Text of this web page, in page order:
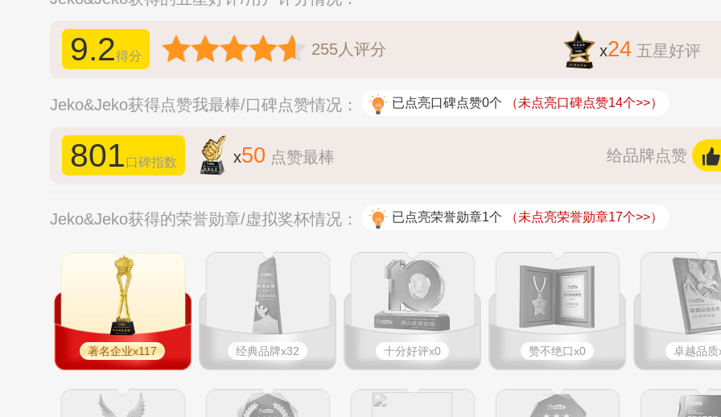
9.2得分 255人评分 x24 五星好评
Jeko&Jeko获得点赞我最棒/口碑点赞情况： 已点亮口碑点赞0个 （未点亮口碑点赞14个>>）
801口碑指数 x50 点赞最棒 给品牌点赞
Jeko&Jeko获得的荣誉勋章/虚拟奖杯情况： 已点亮荣誉勋章1个 （未点亮荣誉勋章17个>>）
著名企业x117 经典品牌x32 十分好评x0 赞不绝口x0 卓越品质